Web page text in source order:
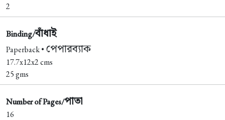
2
Binding/বাঁধাই
Paperback • পেপারব্যাক
17.7x12x2 cms
25 gms
Number of Pages/পাতা
16